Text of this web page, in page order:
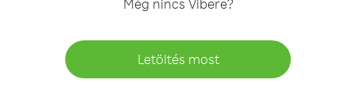
Még nincs Vibere?
Letöltés most